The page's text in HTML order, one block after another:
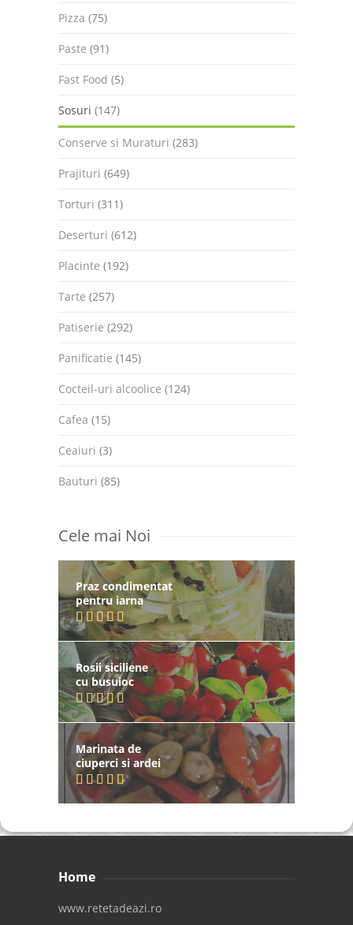
Pizza (75)
Paste (91)
Fast Food (5)
Sosuri (147)
Conserve si Muraturi (283)
Prajituri (649)
Torturi (311)
Deserturi (612)
Placinte (192)
Tarte (257)
Patiserie (292)
Panificatie (145)
Cocteil-uri alcoolice (124)
Cafea (15)
Ceaiuri (3)
Bauturi (85)
Cele mai Noi
Praz condimentat
pentru iarna
Rosii siciliene
cu busuioc
Marinata de
ciuperci si ardei
Home
www.retetadeazi.ro